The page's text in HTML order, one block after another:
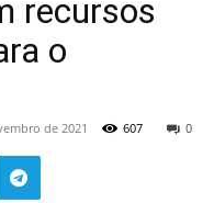
recursos
o
de 2021 0
607